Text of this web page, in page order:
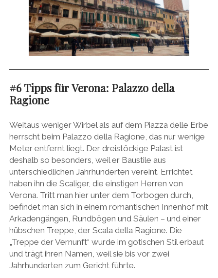
#6 Tipps für Verona: Palazzo della
Ragione
Weitaus weniger Wirbel als auf dem Piazza delle Erbe
herrscht beim Palazzo della Ragione, das nur wenige
Meter entfernt liegt. Der dreistöckige Palast ist
deshalb so besonders, weil er Baustile aus
unterschiedlichen Jahrhunderten vereint. Errichtet
haben ihn die Scaliger, die einstigen Herren von
Verona. Tritt man hier unter dem Torbogen durch,
befindet man sich in einem romantischen Innenhof mit
Arkadengängen, Rundbögen und Säulen – und einer
hübschen Treppe, der Scala della Ragione. Die
„Treppe der Vernunft“ wurde im gotischen Stil erbaut
und trägt ihren Namen, weil sie bis vor zwei
Jahrhunderten zum Gericht führte.